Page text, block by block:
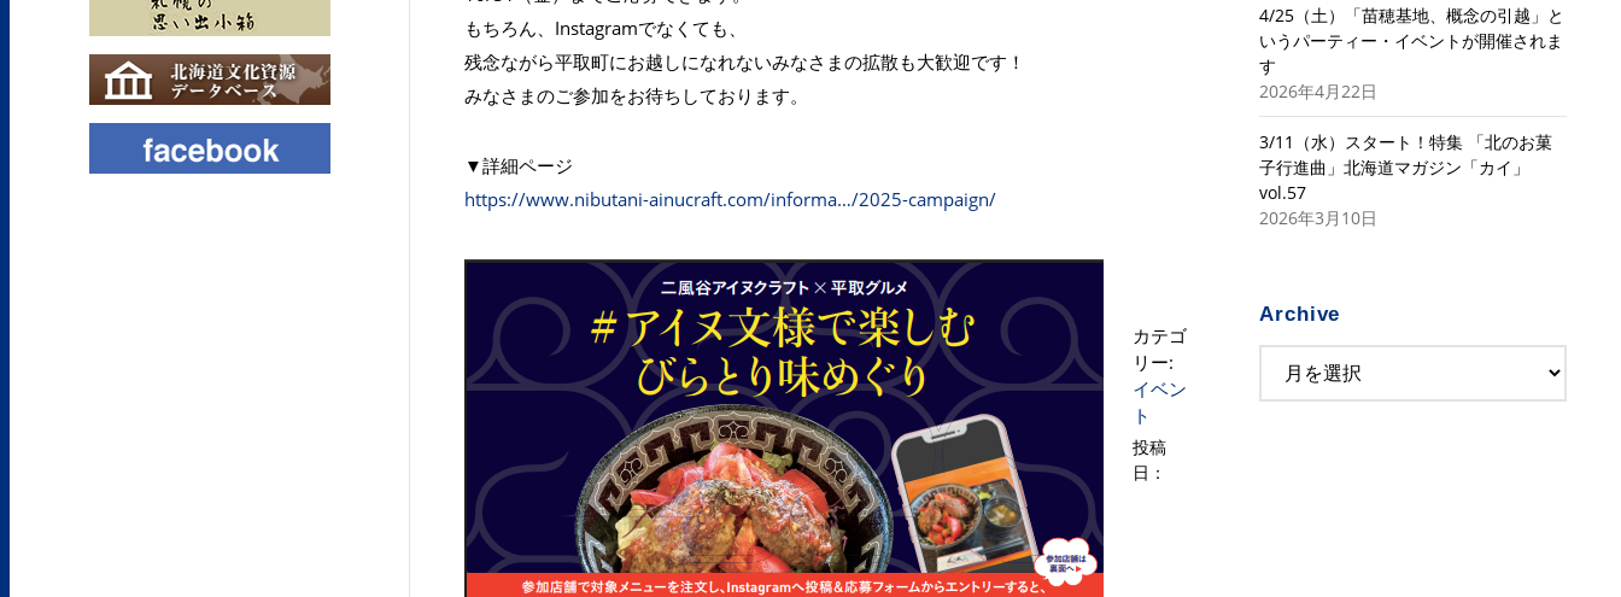
もちろん、Instagramでなくても、
残念ながら平取町にお越しになれないみなさまの拡散も大歓迎です！
みなさまのご参加をお待ちしております。
▼詳細ページ
https://www.nibutani-ainucraft.com/informa…/2025-campaign/
カテゴ
リー:
イベン
ト
投稿
日：
4/25（土）「苗穂基地、概念の引越」と
いうパーティー・イベントが開催されま
す
2026年4月22日
3/11（水）スタート！特集 「北のお菓
子行進曲」北海道マガジン「カイ」
vol.57
2026年3月10日
Archive